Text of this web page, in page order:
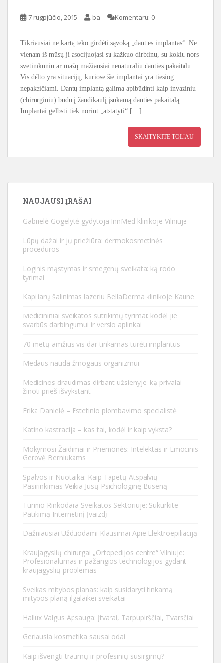
7 rugpjūčio, 2015 ba Komentarų: 0
Tikriausiai ne kartą teko girdėti sąvoką „danties implantas“. Ne
vienam iš mūsų ji asocijuojasi su kažkuo dirbtinu, su kokiu nors
svetimkūniu ar mažų mažiausiai nenatūraliu danties pakaitalu.
Vis dėlto yra situacijų, kuriose šie implantai yra tiesiog
nepakeičiami. Dantų implantą galima apibūdinti kaip invaziniu
(chirurginiu) būdu į žandikaulį įsukamą danties pakaitalą.
Implantai gelbsti tiek norint „atstatyti“ […]
SKAITYKITE TOLIAU
NAUJAUSI ĮRAŠAI
Gabrielė Gogelytė gydytoja InnMed klinikoje Vilniuje
Lūpų dažai ir jų priežiūra: dermokosmetinės
procedūros
Loginis mąstymas ir smegenų sveikata: ką rodo
tyrimai
Kapiliarų šalinimas lazeriu BellaDerma klinikoje Kaune
Medicininiai sveikatos sutrikimų tyrimai: kodėl jie
svarbūs darbingumui ir verslo aplinkai
70 metų amžius vis dar tinkamas turėti implantus
Medaus nauda žmogaus organizmui
Medicinos draudimas dirbant užsienyje: ką privalai
žinoti prieš išvykstant
Erika Danielė – Estetinio plombavimo specialistė
Katino kastracija – kas tai, kodėl ir kaip vyksta?
Mokymosi Žaidimai ir Priemonės: Intelektas ir Emocinis
Gerovė Berniukams
Spalvos ir Nuotaika: Kaip Tapetų Atspalvių
Pasirinkimas Veikia Jūsų Psichologinę Būseną
Turinio Rinkodara Sveikatos Sektoriuje: Sukurkite
Patikimą Internetinį Įvaizdį
Dažniausiai Užduodami Klausimai Apie Elektroepiliaciją
Kraujagyslių chirurgai „Ortopedijos centre“ Vilniuje:
Profesionalumas ir pažangios technologijos gydant
kraujagyslių problemas
Sveikas mitybos planas: kaip susidaryti tinkamą
mitybos planą ilgalaikei sveikatai
Hallux Valgus Apsauga: Įtvarai, Tarpupirščiai, Tvarsčiai
Geriausia kosmetika sausai odai
Kaip išvengti traumų ir profesinių susirgimų?